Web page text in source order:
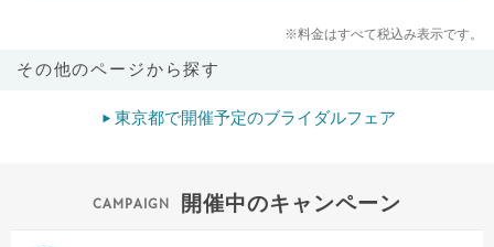
※料金はすべて税込み表示です。
その他のページから探す
東京都で開催予定のブライダルフェア
開催中のキャンペーン